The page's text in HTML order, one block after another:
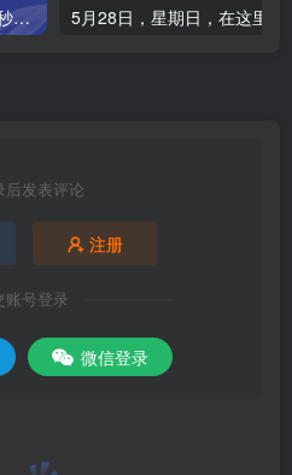
08月29日，星期五, 每天60秒读懂全世界！
后发表评论
注册
账号登录
微信登录